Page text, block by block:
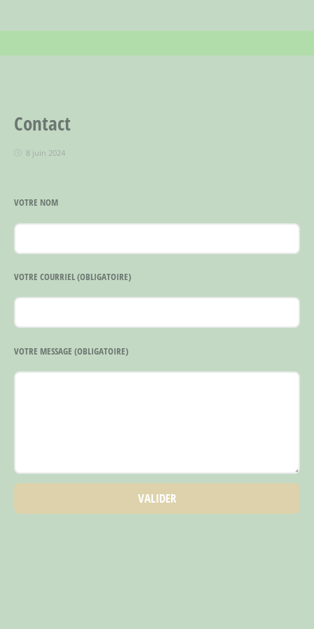
Contact
8 juin 2024
VOTRE NOM
VOTRE COURRIEL(OBLIGATOIRE)
VOTRE MESSAGE (OBLIGATOIRE)
VALIDER